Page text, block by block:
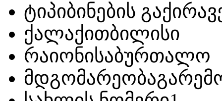
ტიპიბინების
ქალაქითბილისი
რაიონისაბურთალო
მდგომარეობა